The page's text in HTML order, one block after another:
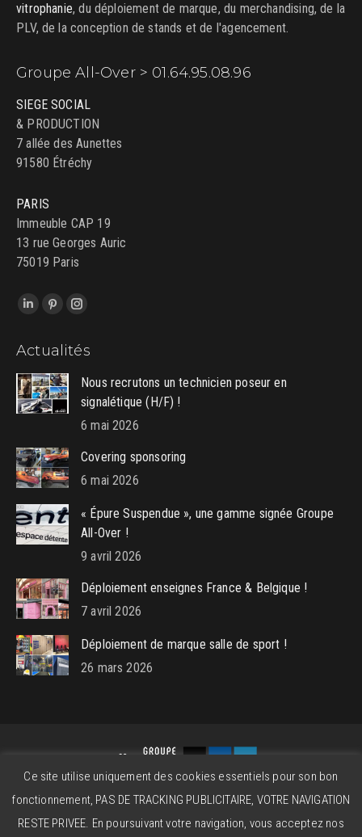
vitrophanie, du déploiement de marque, du merchandising, de la
PLV, de la conception de stands et de l'agencement.
Groupe All-Over > 01.64.95.08.96
SIEGE SOCIAL
& PRODUCTION
7 allée des Aunettes
91580 Étréchy
PARIS
Immeuble CAP 19
13 rue Georges Auric
75019 Paris
Trouvez nous sur :
LinkedIn
opens
in
new
window
Pinterest
opens
in
new
window
Instagram
opens
in
new
window
Actualités
Nous recrutons un technicien poseur en
signalétique (H/F) !
6 mai 2026
Covering sponsoring
6 mai 2026
« Épure Suspendue », une gamme signée Groupe
All-Over !
9 avril 2026
Déploiement enseignes France & Belgique !
7 avril 2026
Déploiement de marque salle de sport !
26 mars 2026
Groupe All-Over © 2026 - Powered bybeatitude.eu
Ce site utilise uniquement des cookies essentiels pour son bon
fonctionnement, PAS DE TRACKING PUBLICITAIRE, VOTRE NAVIGATION
RESTE PRIVEE. En poursuivant votre navigation, vous acceptez nos